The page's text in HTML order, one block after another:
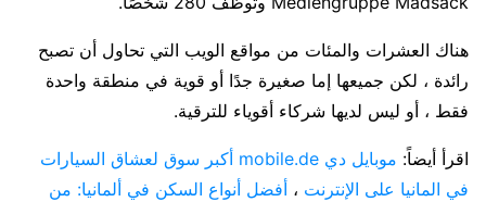
هناك العشرات والمئات من مواقع الويب التي تحاول أن تصبح
رائدة ، لكن جميعها إما صغيرة جدًا أو قوية في منطقة واحدة
فقط ، أو ليس لديها شركاء أقوياء للترقية.
اقرأ أيضاً:
موبايل دي mobile.de أكبر سوق لعشاق السيارات
في المانيا على الإنترنت ، أفضل أنواع السكن في ألمانيا: من